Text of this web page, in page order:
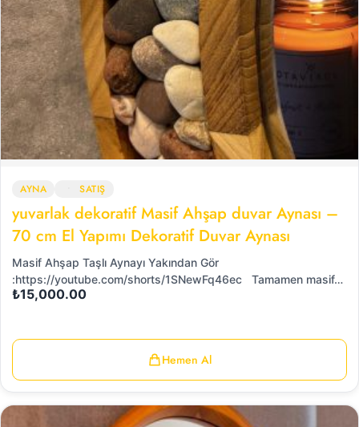
AYNA SATIŞ
yuvarlak dekoratif Masif Ahşap duvar Aynası –
70 cm El Yapımı Dekoratif Duvar Aynası
Masif Ahşap Taşlı Aynayı Yakından Gör
:https://youtube.com/shorts/1SNewFq46ec Tamamen masif…
₺15,000.00
Hemen Al